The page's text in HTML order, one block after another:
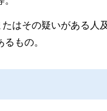
はその疑いがある人
もの。